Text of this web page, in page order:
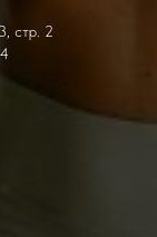
стр. 2